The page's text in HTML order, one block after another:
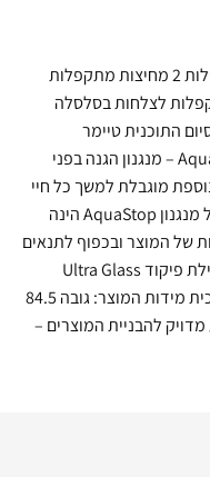
מעצורים למניעת יציאת הסלסלה מהמסילות 2 מחיצות מתקפלות
6 מחיצות מתקפלות לצלחות בסלסלה
התוכנית טיימר
להפעלה מאוחרת – עד 24 שעות ®AquaStop – מנגנון הגנה בפני
נוספת מוגבלת למשך כל חיי
המוצר* (* האחריות הנוספת המוגבלת על מנגנון AquaStop הינה
של המוצר ובכפוף לתנאים
ולהנחיות המצויים בחוברת ההפעלה). נעילת פיקוד Ultra Glass
Protection – מנגנון לשמירה על כלי זכוכית מידות המוצר: גובה 84.5
60 ס"מ למידע מדויק להבניית המוצרים –